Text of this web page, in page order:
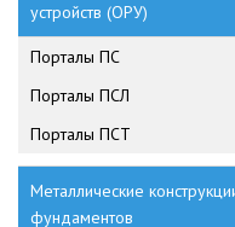
устройств (ОРУ)
Порталы ПС
Порталы ПСЛ
Порталы ПСТ
Металлические
фундаментов